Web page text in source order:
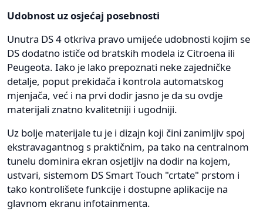
Udobnost uz osjećaj posebnosti
Unutra DS 4 otkriva pravo umijeće udobnosti kojim se
DS dodatno ističe od bratskih modela iz Citroena ili
Peugeota. Iako je lako prepoznati neke zajedničke
detalje, poput prekidača i kontrola automatskog
mjenjača, već i na prvi dodir jasno je da su ovdje
materijali znatno kvalitetniji i ugodniji.
Uz bolje materijale tu je i dizajn koji čini zanimljiv spoj
ekstravagantnog s praktičnim, pa tako na centralnom
tunelu dominira ekran osjetljiv na dodir na kojem,
ustvari, sistemom DS Smart Touch "crtate" prstom i
tako kontrolišete funkcije i dostupne aplikacije na
glavnom ekranu infotainmenta.